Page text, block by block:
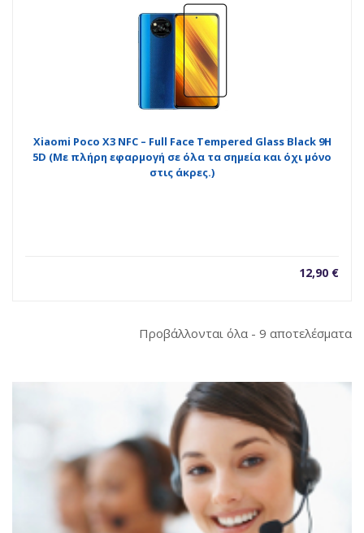
Xiaomi Poco X3 NFC – Full Face Tempered Glass Black 9H
5D (Με πλήρη εφαρμογή σε όλα τα σημεία και όχι μόνο
στις άκρες.)
12,90 €
Προβάλλονται όλα - 9 αποτελέσματα